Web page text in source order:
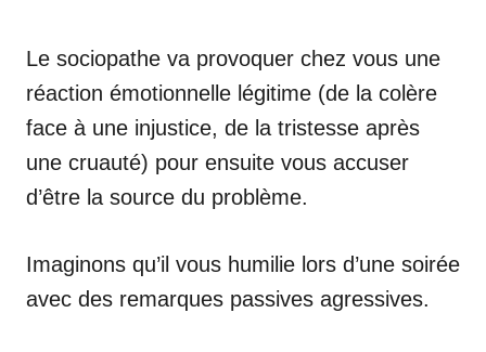
Le sociopathe va provoquer chez vous une
réaction émotionnelle légitime (de la colère
face à une injustice, de la tristesse après
une cruauté) pour ensuite vous accuser
d’être la source du problème.
Imaginons qu’il vous humilie lors d’une soirée
avec des remarques passives agressives.